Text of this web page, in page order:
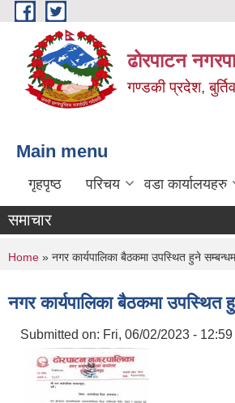
Skip to main content
ढोरपाटन
गण्डकी प्रदेश,
Main menu
गृहपृष्ठ परिचय वडा कार्यालयहरु
समाचार
You are here
Home » नगर कार्यपालिका बैठकमा उपस्थित हुने
नगर कार्यपालिका बैठकमा उपस्थित
Submitted on: Fri, 06/02/2023 - 12:59